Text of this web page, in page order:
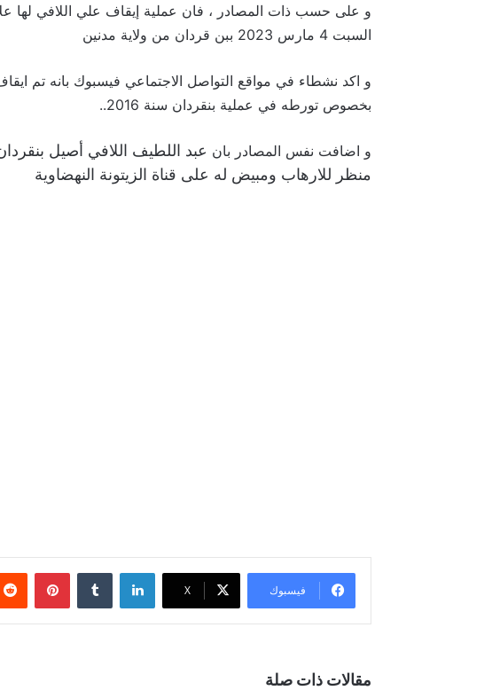
و على حسب ذات المصادر ، فان عملية إيقاف علي اللافي لها
السبت 4 مارس 2023 ببن قردان من ولاية مدنين
و اكد نشطاء في مواقع التواصل الاجتماعي فيسبوك بانه تم
بخصوص تورطه في عملية بنقردان سنة 2016..
و اضافت نفس المصادر بان عبد اللطيف اللافي أصيل
منظر للارهاب ومبيض له على قناة الزيتونة النهضاوية
فيسبوك X
لينكدإن
مقالات ذات صلة